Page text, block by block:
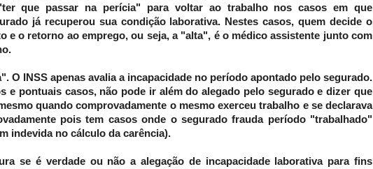
que passar na perícia" para voltar ao trabalho nos casos em que
já recuperou sua condição laborativa. Nestes casos, quem decide o
e o retorno ao emprego, ou seja, a "alta", é o médico assistente junto com
O INSS apenas avalia a incapacidade no período apontado pelo segurado.
e pontuais casos, não pode ir além do alegado pelo segurado e dizer que
quando comprovadamente o mesmo exerceu trabalho e se declarava
pois tem casos onde o segurado frauda período "trabalhado"
indevida no cálculo da carência).
se é verdade ou não a alegação de incapacidade laborativa para fins